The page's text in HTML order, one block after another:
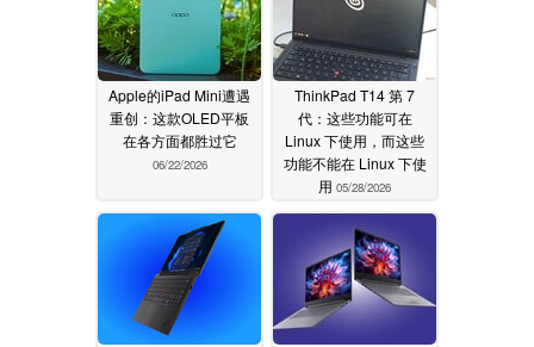
Apple的iPad Mini遭遇
重创：这款OLED平板
在各方面都胜过它
06/22/2026
ThinkPad T14 第 7
代：这些功能可在
Linux 下使用，而这些
功能不能在 Linux 下使
用 05/28/2026